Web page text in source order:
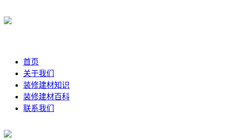
首页
关于我们
装修建材知识
装修建材百科
联系我们